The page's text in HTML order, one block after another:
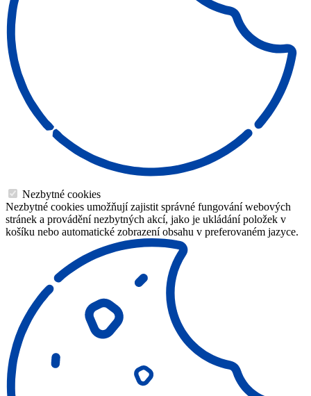
Nezbytné cookies
Nezbytné cookies umožňují zajistit správné fungování webových
stránek a provádění nezbytných akcí, jako je ukládání položek v
košíku nebo automatické zobrazení obsahu v preferovaném jazyce.